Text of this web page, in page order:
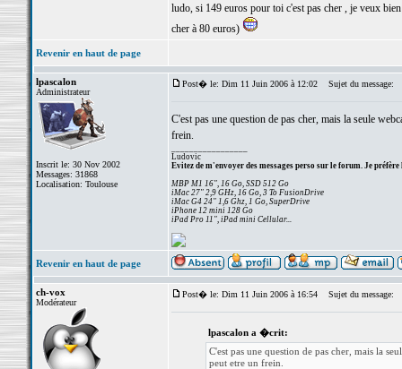
ludo, si 149 euros pour toi c'est pas cher , je veux
cher à 80 euros)
Revenir en haut de page
lpascalon
Administrateur
Inscrit le: 30 Nov 2002
Messages: 31868
Localisation: Toulouse
Post� le: Dim 11 Juin 2006 à 12:02 Sujet du message:
C'est pas une question de pas cher, mais la seule
frein.
Ludovic
Evitez de m'envoyer des messages perso sur le forum. Je préfère
MBP M1 16", 16 Go, SSD 512 Go
iMac 27" 2,9 GHz, 16 Go, 3 To FusionDrive
iMac G4 24" 1,6 Ghz, 1 Go, SuperDrive
iPhone 12 mini 128 Go
iPad Pro 11", iPad mini Cellular...
Revenir en haut de page
ch-vox
Modérateur
Post� le: Dim 11 Juin 2006 à 16:54 Sujet du message:
lpascalon a �crit:
C'est pas une question de pas cher, mais la
peut etre un frein.